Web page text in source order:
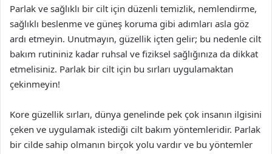
Parlak ve sağlıklı bir cilt için düzenli temizlik, nemlendirme,
sağlıklı beslenme ve güneş koruma gibi adımları asla göz
ardı etmeyin. Unutmayın, güzellik içten gelir; bu nedenle cilt
bakım rutininiz kadar ruhsal ve fiziksel sağlığınıza da dikkat
etmelisiniz. Parlak bir cilt için bu sırları uygulamaktan
çekinmeyin!
Kore güzellik sırları, dünya genelinde pek çok insanın ilgisini
çeken ve uygulamak istediği cilt bakım yöntemleridir. Parlak
bir cilde sahip olmanın birçok yolu vardır ve bu yöntemler